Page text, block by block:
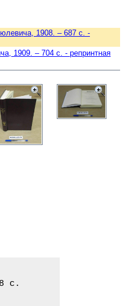
1908. – 687 с. -
1909. – 704 с. - репринтная
с.